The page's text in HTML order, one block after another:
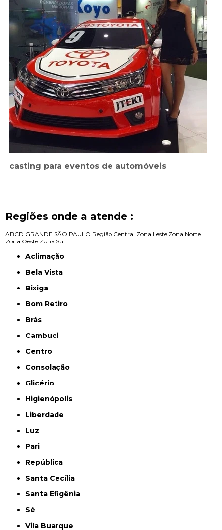
casting para eventos de automóveis
Regiões onde a atende :
ABCD GRANDE SÃO PAULO Região Central Zona Leste Zona Norte
Zona Oeste Zona Sul
Aclimação
Bela Vista
Bixiga
Bom Retiro
Brás
Cambuci
Centro
Consolação
Glicério
Higienópolis
Liberdade
Luz
Pari
República
Santa Cecília
Santa Efigênia
Sé
Vila Buarque